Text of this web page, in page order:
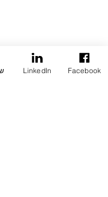
LinkedIn Facebook